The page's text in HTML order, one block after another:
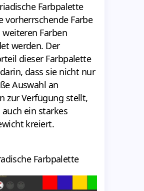
Farbpalette
vorherrschende Farbe
Farben
werden. Der
dieser Farbpalette
dass sie nicht nur
Auswahl an
zur Verfügung stellt,
ein starkes
kreiert.
Farbpalette